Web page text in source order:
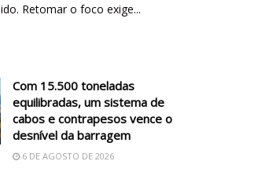
Retomar o foco exige...
Com 15.500 toneladas
equilibradas, um sistema de
cabos e contrapesos vence o
desnível da barragem
6 DE AGOSTO DE 2026